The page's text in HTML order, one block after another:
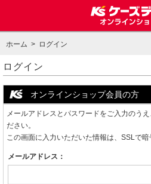
ホーム > ログイン
ログイン
オンラインショップ会員の方
メールアドレスとパスワードをご入力のう
ださい。
この画面に入力いただいた情報は、SSLで暗
メールアドレス：